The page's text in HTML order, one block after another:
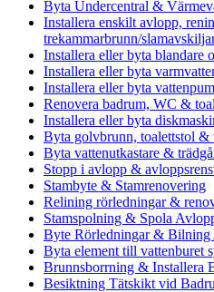
Byta Undercentral &
Installera enskilt avlopp,
trekammarbrunn/
Installera eller byta blandare
Installera eller byta
Installera eller byta
Renovera badrum, WC &
Installera eller byta
Byta golvbrunn, toalettstol &
Byta vattenutkastare &
Stopp i avlopp &
Stambyte & Stamrenovering
Relining rörledningar &
Stamspolning & Spola
Byte Rörledningar & Bilning
Byta element till vattenburet
Brunnsborrning & Installera
Besiktning Tätskikt vid